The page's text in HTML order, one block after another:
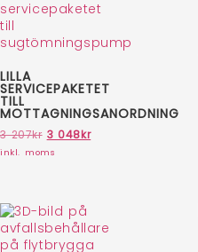
LILLA
SERVICEPAKETET
TILL
MOTTAGNINGSANORDNING
3 207kr 3 048kr
inkl. moms